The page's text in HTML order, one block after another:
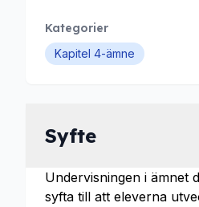
Kategorier
Kapitel 4-ämne
Syfte
Undervisningen i ämnet
syfta till att eleverna